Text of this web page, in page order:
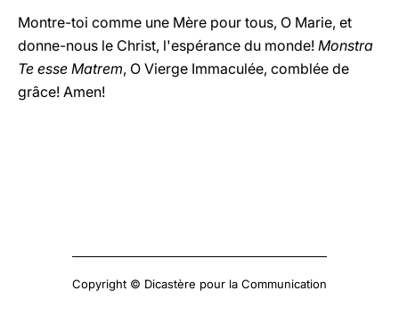
Montre-toi comme une Mère pour tous, O Marie, et
donne-nous le Christ, l'espérance du monde! Monstra
Te esse Matrem, O Vierge Immaculée, comblée de
grâce! Amen!
Copyright © Dicastère pour la Communication